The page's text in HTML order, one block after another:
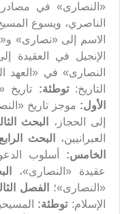
«النصارى» في مصادر
الناصري، ويسوع
الاسم إلى «نصارى»
الإنجيل في العقيدة
النصارى» في «العهد
التاريخ:توطئة: تاريخ
الأول: موجز تاريخ
إلى الحجاز،
البحث
العبرانيين،
البحث
الخامس: أسلوب
عقيدة «النصارى»،
«النصارى»؛
الفصل
الإسلام:توطئة: